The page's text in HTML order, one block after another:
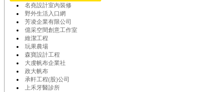
名堯設計室內裝修
野外生活入口網
芳凌企業有限公司
億采空間創意工作室
維潔工程
玩果農場
森寶設計工程
大虔帆布企業社
政大帆布
承軒工程(股)公司
上禾牙醫診所